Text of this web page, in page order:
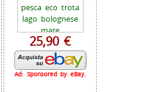
25,90 €
Ad: Sponsored by eBay.